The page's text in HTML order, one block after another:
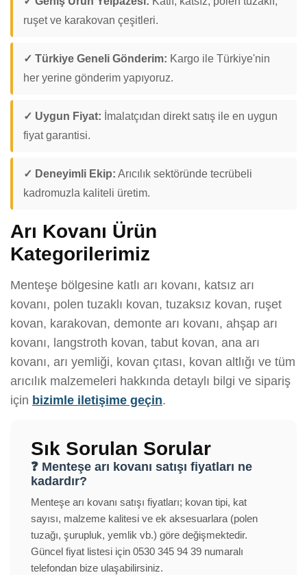
ruşet ve karakovan çeşitleri.
✓ Türkiye Geneli Gönderim: Kargo ile Türkiye'nin
her yerine gönderim yapıyoruz.
✓ Uygun Fiyat: İmalatçıdan direkt satış ile en uygun
fiyat garantisi.
✓ Deneyimli Ekip: Arıcılık sektöründe tecrübeli
kadromuzla kaliteli üretim.
Arı Kovanı Ürün
Kategorilerimiz
Menteşe bölgesine katlı arı kovanı, katsız arı
kovanı, polen tuzaklı kovan, tuzaksız kovan, ruşet
kovan, karakovan, demonte arı kovanı, ahşap arı
kovanı, langstroth kovan, tabut kovan, ana arı
kovanı, arı yemliği, kovan çıtası, kovan altlığı ve tüm
arıcılık malzemeleri hakkında detaylı bilgi ve sipariş
için bizimle iletişime geçin.
Sık Sorulan Sorular
❓ Menteşe arı kovanı satışı fiyatları ne
kadardır?
Menteşe arı kovanı satışı fiyatları; kovan tipi, kat
sayısı, malzeme kalitesi ve ek aksesuarlara (polen
tuzağı, şurupluk, yemlik vb.) göre değişmektedir.
Güncel fiyat listesi için 0530 345 94 39 numaralı
telefondan bize ulaşabilirsiniz.